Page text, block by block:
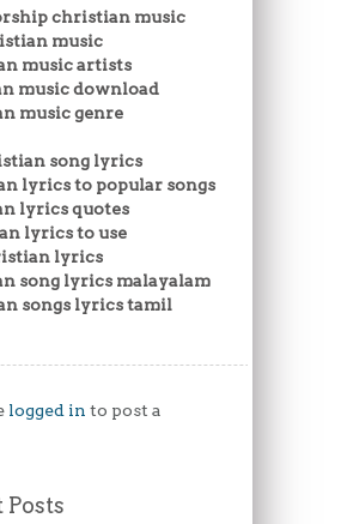
christian music
music
music artists
music download
music genre
song lyrics
lyrics to popular songs
lyrics quotes
lyrics to use
lyrics
song lyrics malayalam
songs lyrics tamil
logged in to post a
Posts